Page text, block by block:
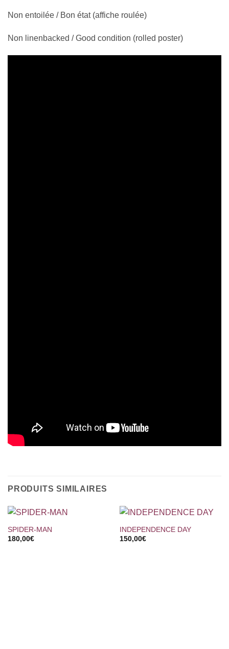
Non entoilée / Bon état (affiche roulée)
Non linenbacked / Good condition (rolled poster)
PRODUITS SIMILAIRES
SPIDER-MAN
180,00€
INDEPENDENCE DAY
150,00€